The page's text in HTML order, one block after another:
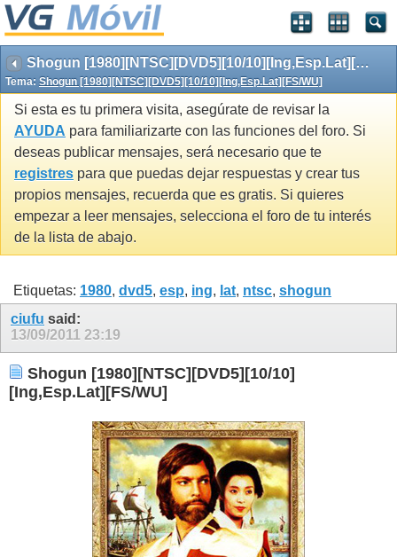
Shogun [1980][NTSC][DVD5][10/10][Ing,Esp.Lat][FS/WU]
Tema: Shogun [1980][NTSC][DVD5][10/10][Ing,Esp.Lat][FS/WU]
Si esta es tu primera visita, asegúrate de revisar la
AYUDA para familiarizarte con las funciones del foro. Si
deseas publicar mensajes, será necesario que te
registres para que puedas dejar respuestas y crear tus
propios mensajes, recuerda que es gratis. Si quieres
empezar a leer mensajes, selecciona el foro de tu interés
de la lista de abajo.
Etiquetas: 1980, dvd5, esp, ing, lat, ntsc, shogun
ciufu said:
13/09/2011 23:19
Shogun [1980][NTSC][DVD5][10/10]
[Ing,Esp.Lat][FS/WU]